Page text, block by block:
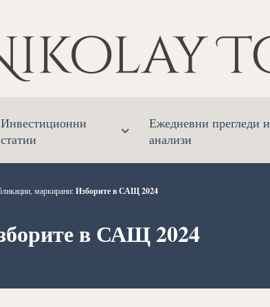
Инвестиционни
статии
Ежедневни прегледи и
анализи
маркирани:Изборите в САЩ 2024
в САЩ 2024